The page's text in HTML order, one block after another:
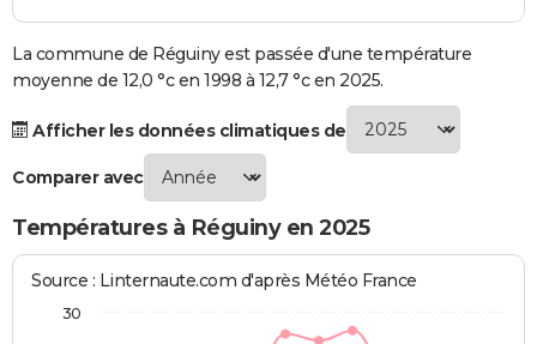
S'inscrire
Se connecter
Lycées
Collèges
Primaires
Universités
Entreprises
Service militaire
Avis de recherche
AVIS DE DÉCÈS
FORUM
Bricolage
Lifestyle
Culture
Sport
Auto
Television
Voyage
Cinema
La commune de Réguiny est passée d'une température
moyenne de 12,0 °c en 1998 à 12,7 °c en 2025.
Afficher les données climatiques de
Comparer avec
Températures à Réguiny en 2025
Source : Linternaute.com d'après Météo France
30